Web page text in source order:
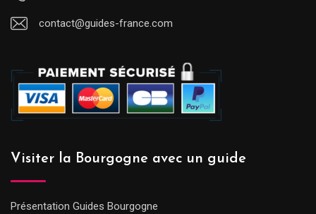
contact@guides-france.com
Visiter la Bourgogne avec un guide
Présentation Guides Bourgogne